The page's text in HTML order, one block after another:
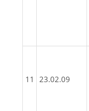
11 23.02.09